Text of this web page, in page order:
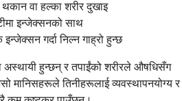
वा हल्का शरीर दुखाइ
इन्जेक्सनको साथ
गर्दा निल्न गाह्रो हुन्छ
अस्थायी हुन्छन् र तपाईंको शरीरले औषधिसँग
मानिसहरूले तिनीहरूलाई व्यवस्थापनयोग्य र